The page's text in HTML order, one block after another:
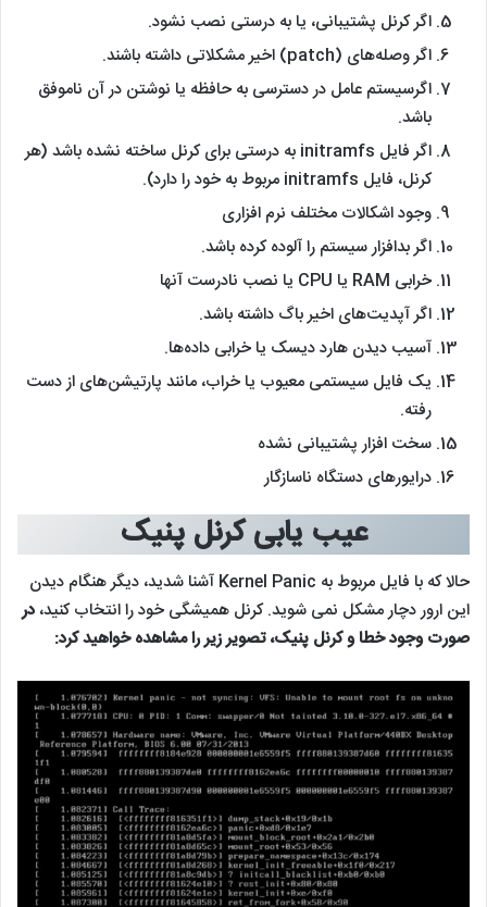
اگر کرنل پشتیبانی، یا به درستی نصب نشود.
اگر وصله‌های (patch) اخیر مشکلاتی داشته باشند.
اگرسیستم عامل در دسترسی به حافظه یا نوشتن در آن ناموفق
باشد.
اگر فایل initramfs به درستی برای کرنل ساخته نشده باشد (هر
کرنل، فایل initramfs مربوط به خود را دارد).
وجود اشکالات مختلف نرم افزاری
اگر بدافزار سیستم را آلوده کرده باشد.
خرابی RAM یا CPU یا نصب نادرست آنها
اگر آپدیت‌های اخیر باگ داشته باشد.
آسیب دیدن هارد دیسک یا خرابی داده‌ها.
یک فایل سیستمی معیوب یا خراب، مانند پارتیشن‌های از دست
رفته.
سخت افزار پشتیبانی نشده
درایورهای دستگاه ناسازگار
عیب یابی کرنل پنیک
حالا که با فایل مربوط به Kernel Panic آشنا شدید، دیگر هنگام دیدن
این ارور دچار مشکل نمی‌ شوید. کرنل همیشگی خود را انتخاب کنید، در
صورت وجود خطا و کرنل پنیک، تصویر زیر را مشاهده خواهید کرد: